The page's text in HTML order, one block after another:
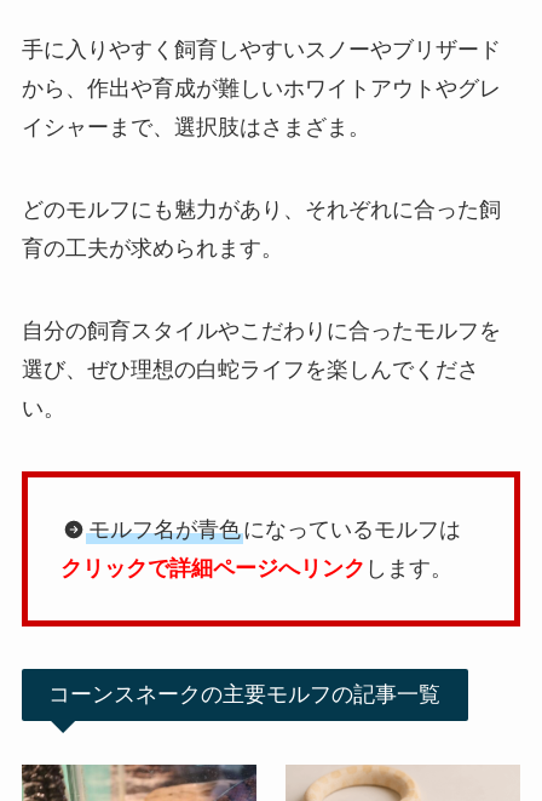
手に入りやすく飼育しやすいスノーやブリザード
から、作出や育成が難しいホワイトアウトやグレ
イシャーまで、選択肢はさまざま。
どのモルフにも魅力があり、それぞれに合った飼
育の工夫が求められます。
自分の飼育スタイルやこだわりに合ったモルフを
選び、ぜひ理想の白蛇ライフを楽しんでくださ
い。
モルフ名が青色になっているモルフは
クリックで詳細ページへリンク します。
コーンスネークの主要モルフの記事一覧